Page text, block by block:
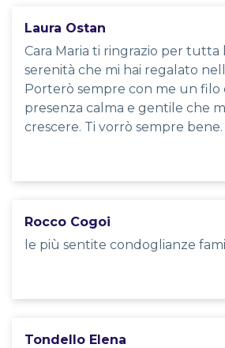
Laura Ostan
Cara Maria ti ringrazio per tutta
serenità che mi hai regalato
Porterò sempre con me un filo
presenza calma e gentile che
crescere. Ti vorrò sempre bene.
Rocco Cogoi
le più sentite condoglianze
Tondello Elena